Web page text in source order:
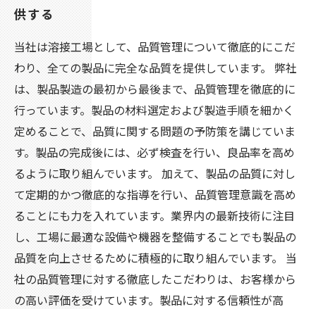
供する
当社は溶接工場として、品質管理について徹底的にこだ
わり、全ての製品に完全な品質を提供しています。 弊社
は、製品製造の最初から最後まで、品質管理を徹底的に
行っています。製品の材料選定および製造手順を細かく
定めることで、品質に関する問題の予防策を講じていま
す。製品の完成後には、必ず検査を行い、良品率を高め
るように取り組んでいます。 加えて、製品の品質に対し
て定期的かつ徹底的な指導を行い、品質管理意識を高め
ることにも力を入れています。業界内の最新技術に注目
し、工場に最適な設備や機器を整備することでも製品の
品質を向上させるために積極的に取り組んでいます。 当
社の品質管理に対する徹底したこだわりは、お客様から
の高い評価を受けています。製品に対する信頼性が高